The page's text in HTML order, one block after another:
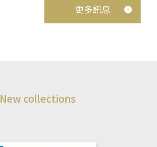
更多訊息
New collections